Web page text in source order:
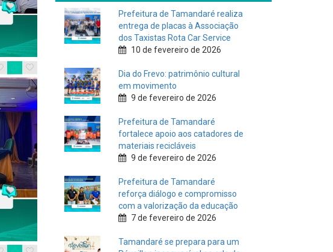
INFORMATIVOS
Prefeitura de Tamandaré realiza
entrega de placas à Associação
dos Taxistas Rota Car Service
10 de fevereiro de 2026
Dia do Frevo: patrimônio cultural